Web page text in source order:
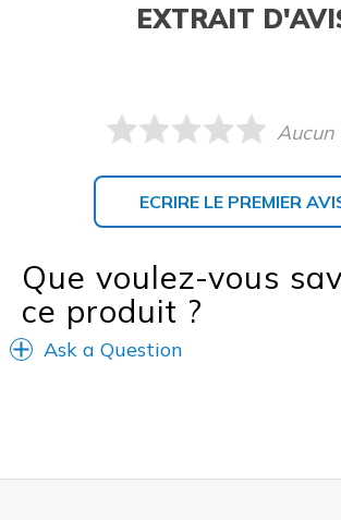
EXTRAIT
Aucun
ECRIRE LE PREMIER
Que voulez-vous
ce produit ?
Ask a Question